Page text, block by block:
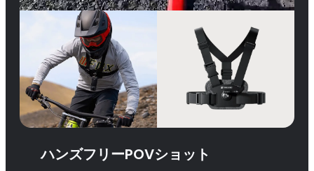
ハンズフリーPOVショット